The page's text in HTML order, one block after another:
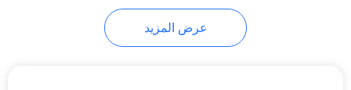
مصدات مطاطية
عرض المزيد